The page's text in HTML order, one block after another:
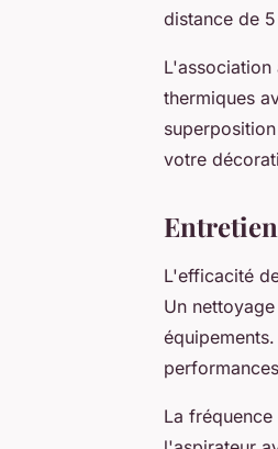
distance de
thermiques
votre
L'efficacité
Un
La